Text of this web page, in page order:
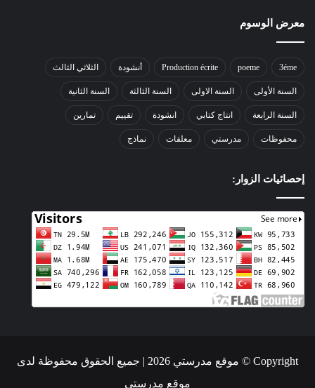
معرض الوسوم
3éme
poeme
Production écrite أنشودة الثلاثي الثالث
السنة الأولى السنة الاولى السنة الثالثة السنة الثانية
السنة الرابعة انتاج كتابي انشودة تقييم تمارين
محفوظات مدرستي معلقات نماذج
إحصائيات الزوار:
Copyright © موقع مدرستي 2026 | جميع الحقوق محفوظة لدى
موقع مدرستي